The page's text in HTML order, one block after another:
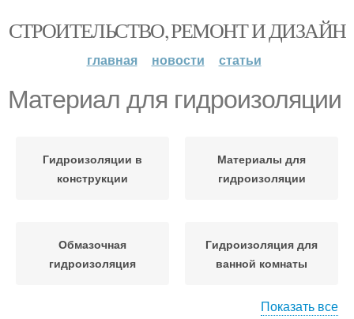
СТРОИТЕЛЬСТВО, РЕМОНТ И ДИЗАЙН
главная новости статьи
Материал для гидроизоляции
Гидроизоляции в
конструкции
Материалы для
гидроизоляции
Обмазочная
гидроизоляция
Гидроизоляция для
ванной комнаты
Показать все